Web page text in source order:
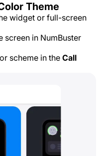
Theme
widget or full-screen
screen in NumBuster
scheme in the Call